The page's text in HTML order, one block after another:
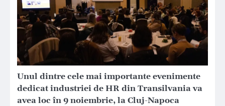
Unul dintre cele mai importante evenimente
dedicat industriei de HR din Transilvania va
avea loc în 9 noiembrie, la Cluj-Napoca